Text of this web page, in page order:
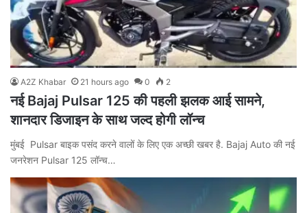
A2Z Khabar 21 hours ago 0 2
नई Bajaj Pulsar 125 की पहली झलक आई सामने,
शानदार डिजाइन के साथ जल्द होगी लॉन्च
मुंबई Pulsar बाइक पसंद करने वालों के लिए एक अच्छी खबर है. Bajaj Auto की नई
जनरेशन Pulsar 125 लॉन्च…